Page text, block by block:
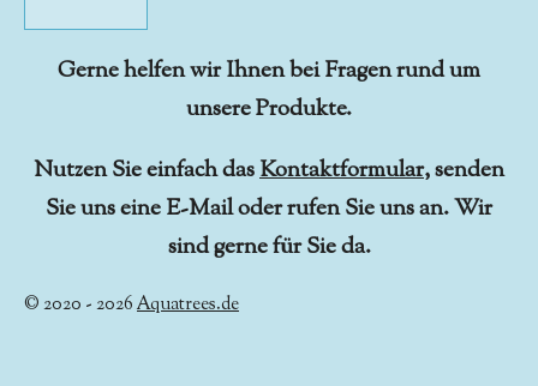
Gerne helfen wir Ihnen bei Fragen rund um
unsere Produkte.
Nutzen Sie einfach dasKontaktformular, senden
Sie uns eine E-Mail oder rufen Sie uns an. Wir
sind gerne für Sie da.
© 2020 - 2026Aquatrees.de